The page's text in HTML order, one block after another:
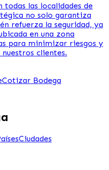
todas las localidades de
no solo garantiza
refuerza la seguridad, ya
en una zona
para minimizar riesgos y
clientes.
Cotizar Bodega
Ciudades